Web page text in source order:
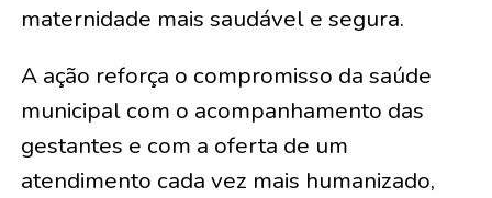
maternidade mais saudável e segura.
A ação reforça o compromisso da saúde
municipal com o acompanhamento das
gestantes e com a oferta de um
atendimento cada vez mais humanizado,